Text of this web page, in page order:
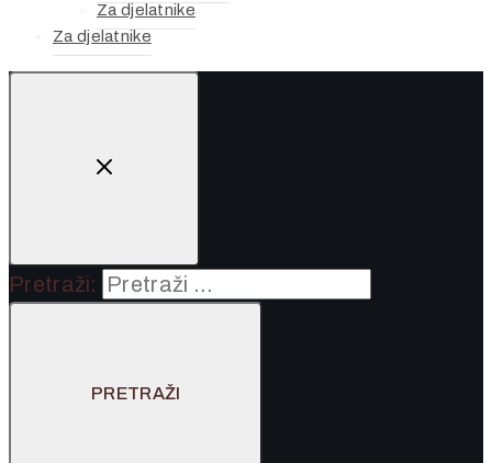
Za djelatnike
Za djelatnike
Pretraži: